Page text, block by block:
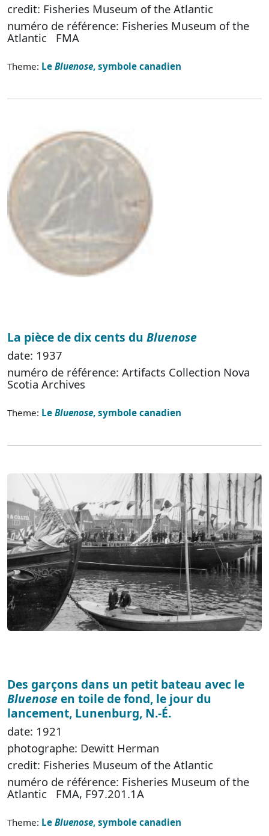
credit: Fisheries Museum of the Atlantic
numéro de référence: Fisheries Museum of the
Atlantic FMA
Theme: Le Bluenose, symbole canadien
La pièce de dix cents du Bluenose
date: 1937
numéro de référence: Artifacts Collection Nova
Scotia Archives
Theme: Le Bluenose, symbole canadien
Des garçons dans un petit bateau avec le
Bluenoseen toile de fond, le jour du
lancement, Lunenburg, N.-É.
date: 1921
photographe: Dewitt Herman
credit: Fisheries Museum of the Atlantic
numéro de référence: Fisheries Museum of the
Atlantic FMA, F97.201.1A
Theme: Le Bluenose, symbole canadien